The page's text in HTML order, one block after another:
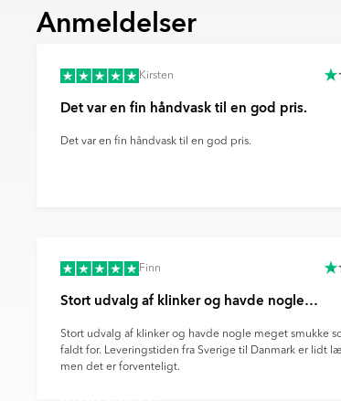
mere om vores certificeringer
produkt, hvilket skyldes
Bemærk venligst, at farven på
faktiske produkts farve, da
farvegengivelse fra din
Scope 1–3-
bæredygtig fremtid og
Anmeldelser
Kirsten
Det var en fin håndvask til en god pris.
Det var en fin håndvask til en god pris.
Finn
Stort udvalg af klinker og havde nogle…
Stort udvalg af klinker og havde nogle meget smukke
faldt for. Leveringstiden fra Sverige til Danmark er lidt
men det er forventeligt.